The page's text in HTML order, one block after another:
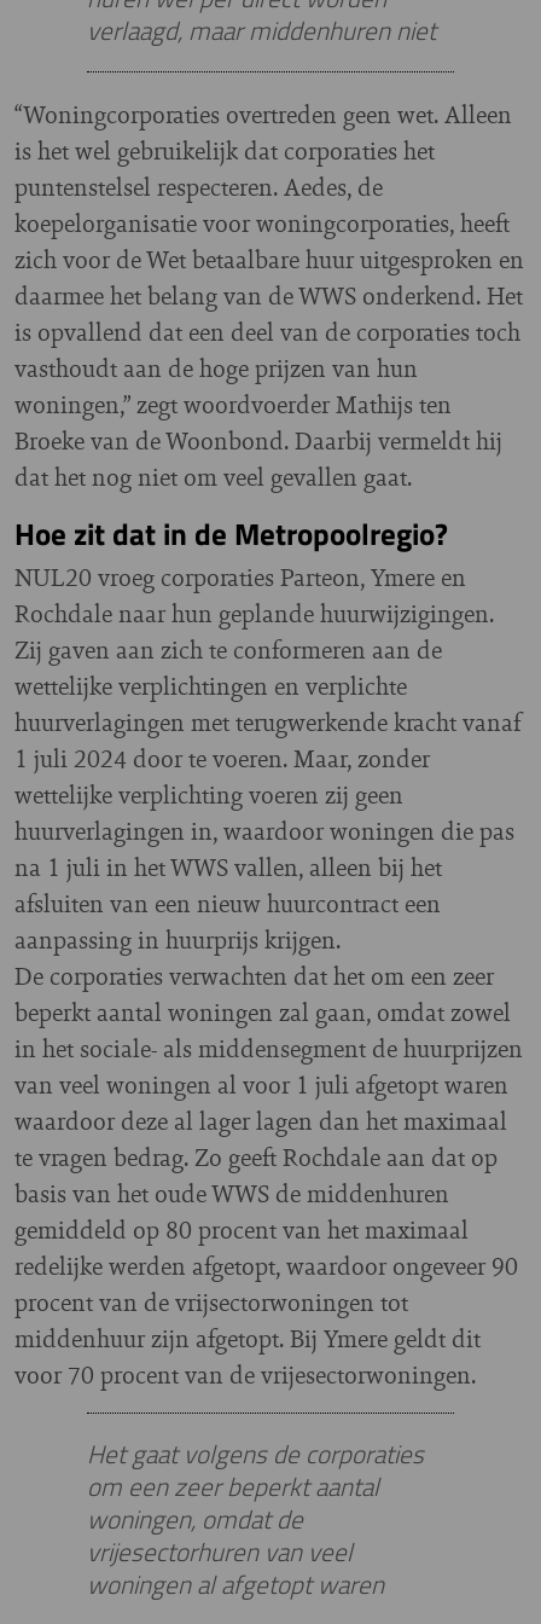
verlaagd, maar middenhuren niet
“Woningcorporaties overtreden geen wet. Alleen
is het wel gebruikelijk dat corporaties het
puntenstelsel respecteren. Aedes, de
koepelorganisatie voor woningcorporaties, heeft
zich voor de Wet betaalbare huur uitgesproken en
daarmee het belang van de WWS onderkend. Het
is opvallend dat een deel van de corporaties toch
vasthoudt aan de hoge prijzen van hun
woningen,” zegt woordvoerder Mathijs ten
Broeke van de Woonbond. Daarbij vermeldt hij
dat het nog niet om veel gevallen gaat.
Hoe zit dat in de Metropoolregio?
NUL20 vroeg corporaties Parteon, Ymere en
Rochdale naar hun geplande huurwijzigingen.
Zij gaven aan zich te conformeren aan de
wettelijke verplichtingen en verplichte
huurverlagingen met terugwerkende kracht vanaf
1 juli 2024 door te voeren. Maar, zonder
wettelijke verplichting voeren zij geen
huurverlagingen in, waardoor woningen die pas
na 1 juli in het WWS vallen, alleen bij het
afsluiten van een nieuw huurcontract een
aanpassing in huurprijs krijgen.
De corporaties verwachten dat het om een zeer
beperkt aantal woningen zal gaan, omdat zowel
in het sociale- als middensegment de huurprijzen
van veel woningen al voor 1 juli afgetopt waren
waardoor deze al lager lagen dan het maximaal
te vragen bedrag. Zo geeft Rochdale aan dat op
basis van het oude WWS de middenhuren
gemiddeld op 80 procent van het maximaal
redelijke werden afgetopt, waardoor ongeveer 90
procent van de vrijsectorwoningen tot
middenhuur zijn afgetopt. Bij Ymere geldt dit
voor 70 procent van de vrijesectorwoningen.
Het gaat volgens de corporaties
om een zeer beperkt aantal
woningen, omdat de
vrijesectorhuren van veel
woningen al afgetopt waren